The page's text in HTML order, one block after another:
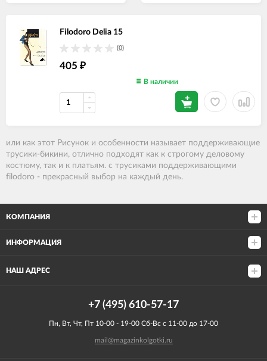
Filodoro Delia 15
(0)
405 ₽
В наличии
или как этот Рисунок и особенности называет поддерживающие
трусики-бикини, отлично подходят как к строгому деловому
костюму, так и к платьям. с трусиками поддерживающими
filodoro - прекрасный выбор на каждый день.
КОМПАНИЯ
ИНФОРМАЦИЯ
НАШ АДРЕС
+7 (495) 610-57-17
Пн, Вт, Чт, Пт 10-00 - 19-00 Сб-Вс с 11-00 до 17-00
mail@magazinkolgotki.ru